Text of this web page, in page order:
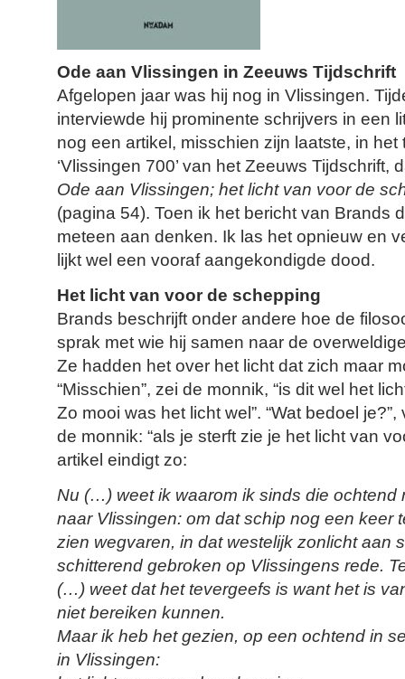
Ode aan Vlissingen in Zeeuws Tijdschrift
Afgelopen jaar was hij nog in Vlissingen.
interviewde hij prominente schrijvers in een
nog een artikel, misschien zijn laatste, in het
‘Vlissingen 700’ van het Zeeuws Tijdschrift,
Ode aan Vlissingen; het licht van voor de
(pagina 54). Toen ik het bericht van Brands
meteen aan denken. Ik las het opnieuw en
lijkt wel een vooraf aangekondigde dood.
Het licht van voor de schepping
Brands beschrijft onder andere hoe de
sprak met wie hij samen naar de
Ze hadden het over het licht dat zich maar
“Misschien”, zei de monnik, “is dit wel het
Zo mooi was het licht wel”. “Wat bedoel
de monnik: “als je sterft zie je het licht van
artikel eindigt zo:
Nu (…) weet ik waarom ik sinds die ochtend
naar Vlissingen: om dat schip nog een keer
zien wegvaren, in dat westelijk zonlicht aan
schitterend gebroken op Vlissingens rede.
(…) weet dat het tevergeefs is want het is
niet bereiken kunnen.
Maar ik heb het gezien, op een ochtend in
in Vlissingen: